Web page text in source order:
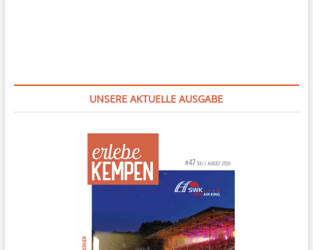
UNSERE AKTUELLE AUSGABE